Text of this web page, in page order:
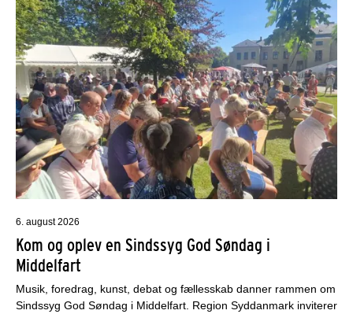
6. august 2026
Kom og oplev en Sindssyg God Søndag i
Middelfart
Musik, foredrag, kunst, debat og fællesskab danner rammen om
Sindssyg God Søndag i Middelfart. Region Syddanmark inviterer